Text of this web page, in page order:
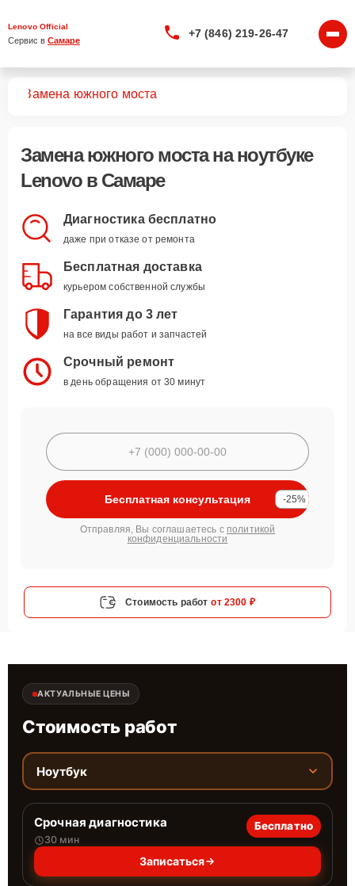
Lenovo Official
Сервис в Самаре
+7 (846) 219-26-47
Замена южного моста
Замена южного мостана ноутбуке
Lenovo в Самаре
Диагностика бесплатно
даже при отказе от ремонта
Бесплатная доставка
курьером собственной службы
Гарантия до 3 лет
на все виды работ и запчастей
Срочный ремонт
в день обращения от 30 минут
Бесплатная консультация -25%
Отправляя, Вы соглашаетесь с политикой
конфиденциальности
Стоимость работ от 2300 ₽
АКТУАЛЬНЫЕ ЦЕНЫ
Стоимость работ
Ноутбук
Срочная диагностика
30 мин
Бесплатно
Записаться